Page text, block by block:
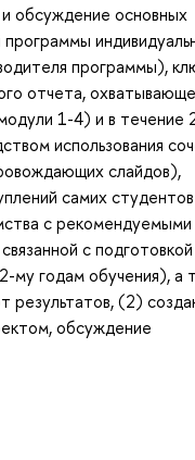
обсуждение основных
программы),
отчета,
1-4) и в течение
использования
слайдов),
самих студентов
с рекомендуемыми
с подготовкой
му годам обучения), а
результатов, (2)
обсуждение